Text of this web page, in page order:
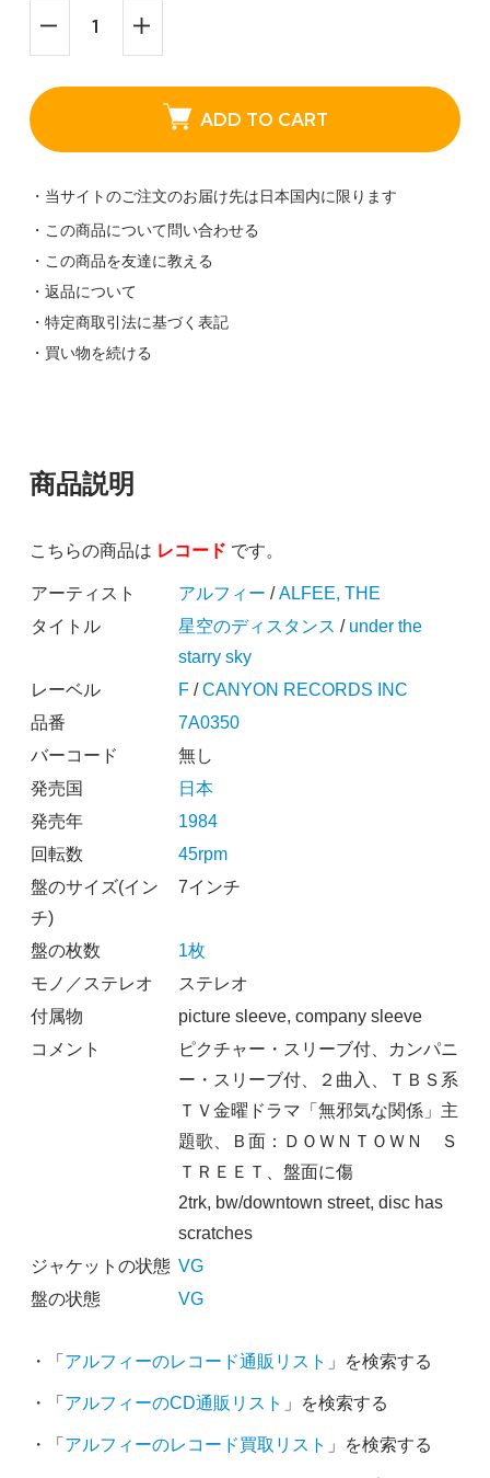
ADD TO CART
・当サイトのご注文のお届け先は日本国内に限ります
・この商品について問い合わせる
・この商品を友達に教える
・返品について
・特定商取引法に基づく表記
・買い物を続ける
商品説明
こちらの商品は レコード です。
アーティスト アルフィー /ALFEE, THE
タイトル
星空のディスタンス / under the
starry sky
レーベル
F/CANYON RECORDS INC
品番
7A0350
バーコード
無し
発売国
日本
発売年
1984
回転数
45rpm
盤のサイズ(イン
チ)
7インチ
盤の枚数
1枚
モノ／ステレオ
ステレオ
付属物
picture sleeve, company sleeve
コメント
ピクチャー・スリーブ付、カンパニ
ー・スリーブ付、２曲入、ＴＢＳ系
ＴＶ金曜ドラマ「無邪気な関係」主
題歌、Ｂ面：ＤＯＷＮＴＯＷＮ Ｓ
ＴＲＥＥＴ、盤面に傷
2trk, bw/downtown street, disc has
scratches
ジャケットの状態 VG
盤の状態
VG
・「 アルフィーのレコード通販リスト 」を検索する
・「 アルフィーのCD通販リスト 」を検索する
・「 アルフィーのレコード買取リスト 」を検索する